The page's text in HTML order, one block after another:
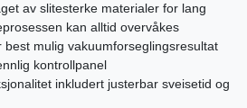
av slitesterke materialer for lang
kan alltid overvåkes
best mulig vakuumforseglingsresultat
kontrollpanel
inkludert justerbar sveisetid og